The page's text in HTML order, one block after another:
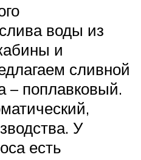
воды из
и
сливной
– поплавковый.
У
есть